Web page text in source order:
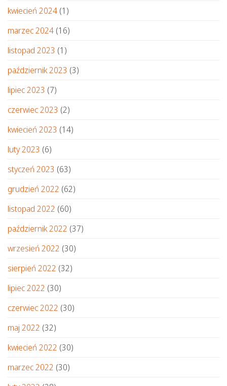
kwiecień 2024 (1)
marzec 2024 (16)
listopad 2023 (1)
październik 2023 (3)
lipiec 2023 (7)
czerwiec 2023 (2)
kwiecień 2023 (14)
luty 2023 (6)
styczeń 2023 (63)
grudzień 2022 (62)
listopad 2022 (60)
październik 2022 (37)
wrzesień 2022 (30)
sierpień 2022 (32)
lipiec 2022 (30)
czerwiec 2022 (30)
maj 2022 (32)
kwiecień 2022 (30)
marzec 2022 (30)